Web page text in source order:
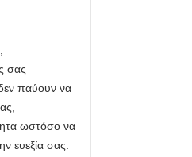
σας
δεν παύουν να
ωστόσο να
ευεξία σας.